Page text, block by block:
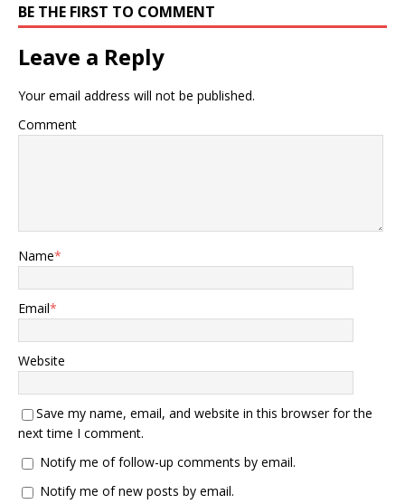
加兄弟”情谊的彻底切割。
在阿尔巴尼亚最艰难的那段
光帮他们发展经济，还在军
称重大帮忙。 不过，这段曾
经情深意长的友谊，却因为
阿尔巴尼亚对中国的叛变而
提供了大量的经济和技术援
生，也促进了双方的经济合
的阿尔巴尼亚在欧洲就是个
没人疼的"小透明"。跟苏联
小国穷得叮当响。 中国二话
不说就伸出了援手，那架势
活像过年时给亲戚家孩子塞
红包的土豪大伯。 从1954
尼亚的援助总额超过100亿
BE THE FIRST TO COMMENT
Leave a Reply
Your email address will not be published.
Comment
Name*
Email*
Website
Save my name, email, and website in this browser for the
next time I comment.
Notify me of follow-up comments by email.
Notify me of new posts by email.